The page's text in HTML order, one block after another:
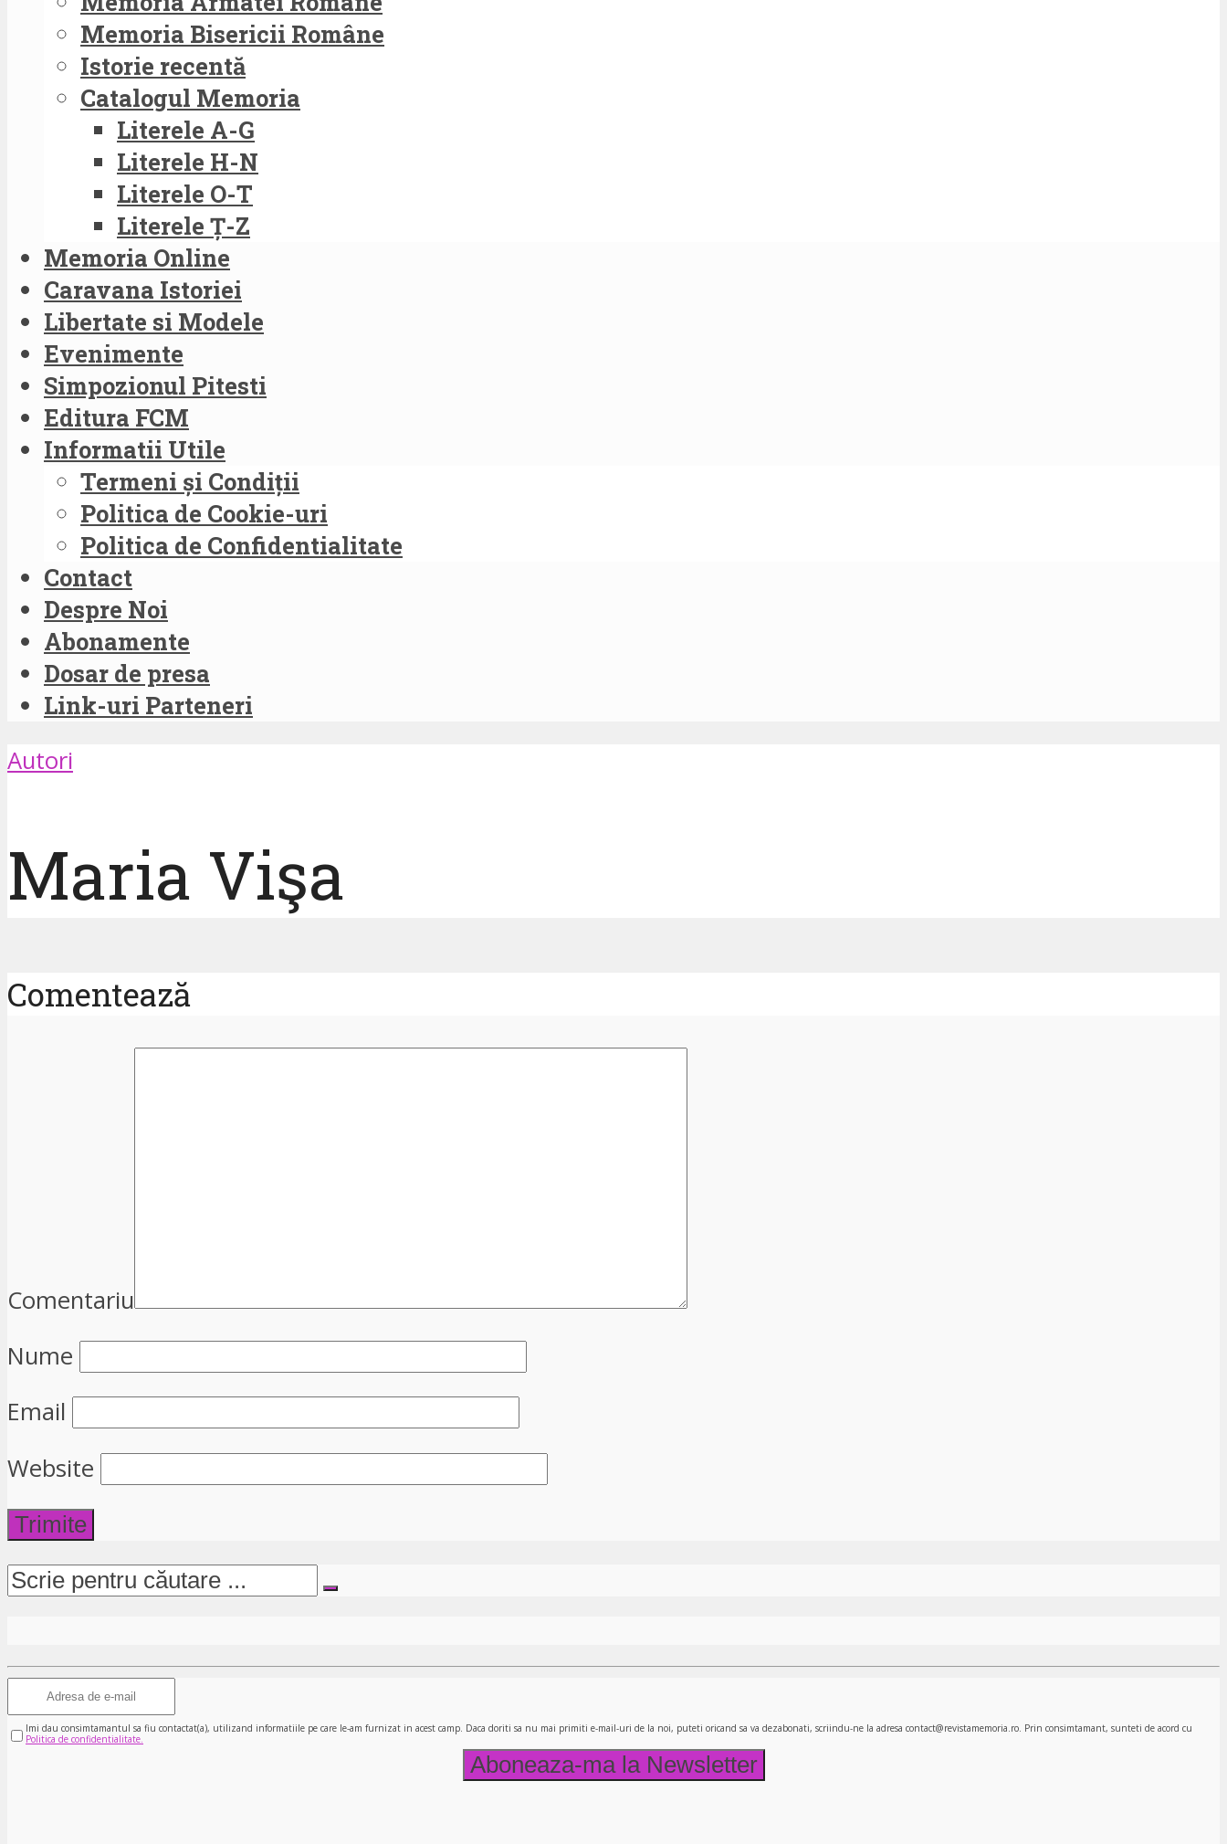
Memoria Bisericii Române
Istorie recentă
Catalogul Memoria
Literele A-G
Literele H-N
Literele O-T
Literele Ț-Z
Memoria Online
Caravana Istoriei
Libertate si Modele
Evenimente
Simpozionul Pitesti
Editura FCM
Informatii Utile
Termeni și Condiții
Politica de Cookie-uri
Politica de Confidentialitate
Contact
Despre Noi
Abonamente
Dosar de presa
Link-uri Parteneri
Autori
Maria Vişa
Comentează
Comentariu
Nume
Email
Website
Imi dau consimtamantul sa fiu contactat(a), utilizand informatiile pe care le-am furnizat in acest camp. Daca doriti sa nu mai primiti e-mail-uri de la noi, puteti oricand sa va dezabonati, scriindu-ne la adresa contact@revistamemoria.ro. Prin consimtamant, sunteti de acord cu
Politica de confidentialitate.